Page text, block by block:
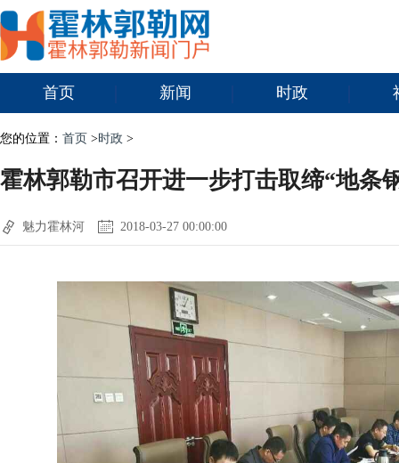
首页 新闻 时政
您的位置： 首页 >时政 >
霍林郭勒市召开进一步打击取缔“地条
魅力霍林河 2018-03-27 00:00:00